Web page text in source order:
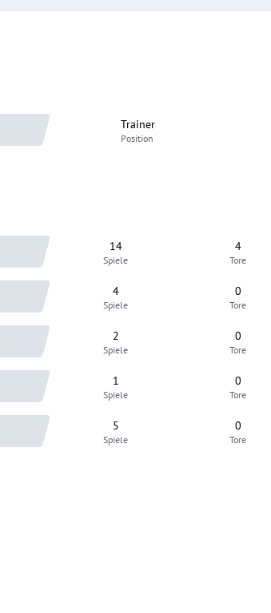
Trainer
Position
14
Spiele
4
Tore
4
Spiele
0
Tore
2
Spiele
0
Tore
1
Spiele
0
Tore
5
Spiele
0
Tore